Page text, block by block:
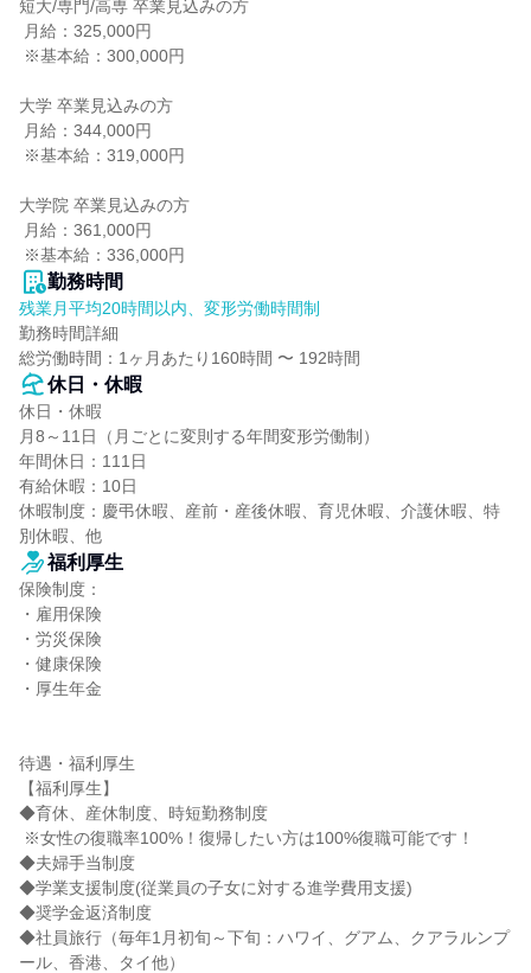
短大/専門/高専 卒業見込みの方
大学 卒業見込みの方
大学院 卒業見込みの方
※基本給：336,000円
勤務時間
残業月平均20時間以内、変形労働時間制
勤務時間詳細
総労働時間：1ヶ月あたり160時間 〜 192時間
休日・休暇
休日・休暇
月8～11日（月ごとに変則する年間変形労働制）
年間休日：111日
有給休暇：10日
休暇制度：慶弔休暇、産前・産後休暇、育児休暇、介護休暇、特
別休暇、他
福利厚生
保険制度：
・雇用保険
・労災保険
・健康保険
・厚生年金
待遇・福利厚生
【福利厚生】
◆育休、産休制度、時短勤務制度
◆夫婦手当制度
◆学業支援制度(従業員の子女に対する進学費用支援)
◆奨学金返済制度
◆社員旅行（毎年1月初旬～下旬：ハワイ、グアム、クアラルンプ
ール、香港、タイ他）